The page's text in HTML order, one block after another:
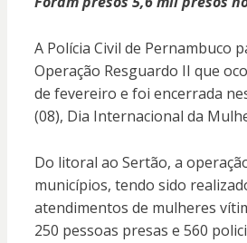
A Polícia Civil de Pernambuco
Operação Resguardo II que
de fevereiro e foi encerrada
(08), Dia Internacional da
Do litoral ao Sertão, a
municípios, tendo sido
atendimentos de mulheres
250 pessoas presas e 560